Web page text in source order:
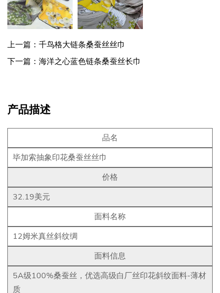
上一篇：千鸟格大链条桑蚕丝丝巾
下一篇：海洋之心蓝色链条桑蚕丝长巾
产品描述
品名
毕加索抽象印花桑蚕丝丝巾
价格
32.19美元
面料名称
12姆米真丝斜纹绸
面料信息
5A级100%桑蚕丝，优选高级白厂丝印花斜纹面料-薄材
质